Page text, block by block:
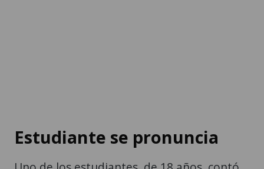
Estudiante se pronuncia